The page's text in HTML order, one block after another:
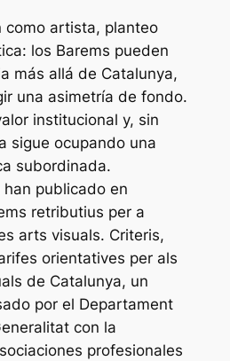
como artista, planteo
los Barems pueden
más allá de Catalunya,
una asimetría de fondo.
institucional y, sin
sigue ocupando una
subordinada.
publicado en
retributius per a
arts visuals. Criteris,
orientatives per als
de Catalunya, un
por el Departament
con la
profesionales